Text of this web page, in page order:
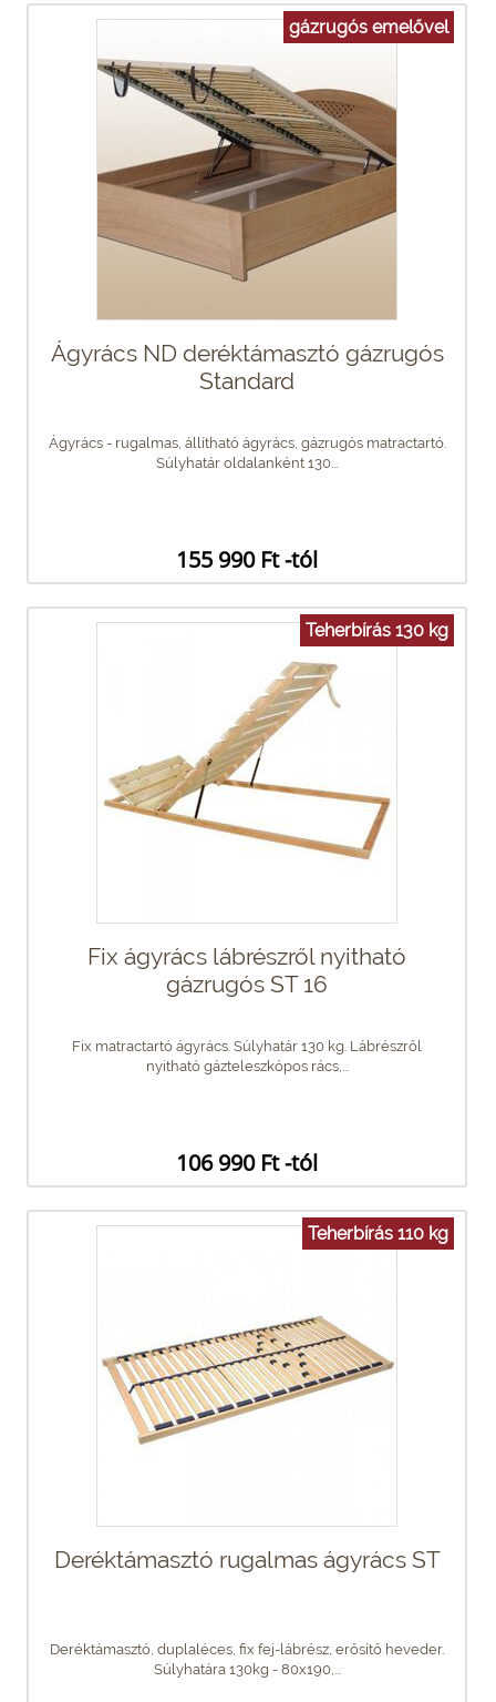
gázrugós emelővel
Ágyrács ND deréktámasztó gázrugós
Standard
Ágyrács - rugalmas, állítható ágyrács, gázrugós matractartó.
Súlyhatár oldalanként 130...
155 990 Ft -tól
Teherbírás 130 kg
Fix ágyrács lábrészről nyitható
gázrugós ST 16
Fix matractartó ágyrács. Súlyhatár 130 kg. Lábrészről
nyitható gázteleszkópos rács,...
106 990 Ft -tól
Teherbírás 110 kg
Deréktámasztó rugalmas ágyrács ST
Deréktámasztó, duplaléces, fix fej-lábrész, erősítő heveder.
Súlyhatára 130kg - 80x190,...